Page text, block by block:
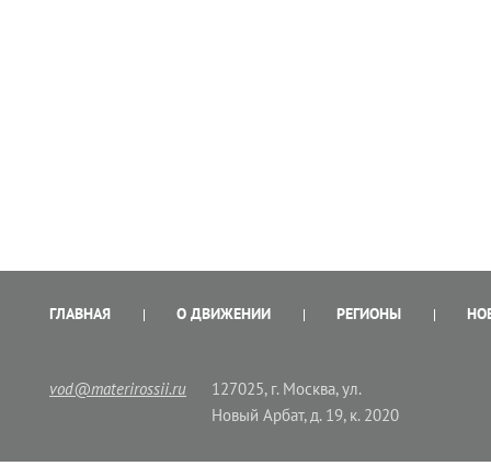
ГЛАВНАЯ О ДВИЖЕНИИ РЕГИОНЫ
vod@materirossii.ru
127025, г. Москва, ул.
Новый Арбат, д. 19, к. 2020